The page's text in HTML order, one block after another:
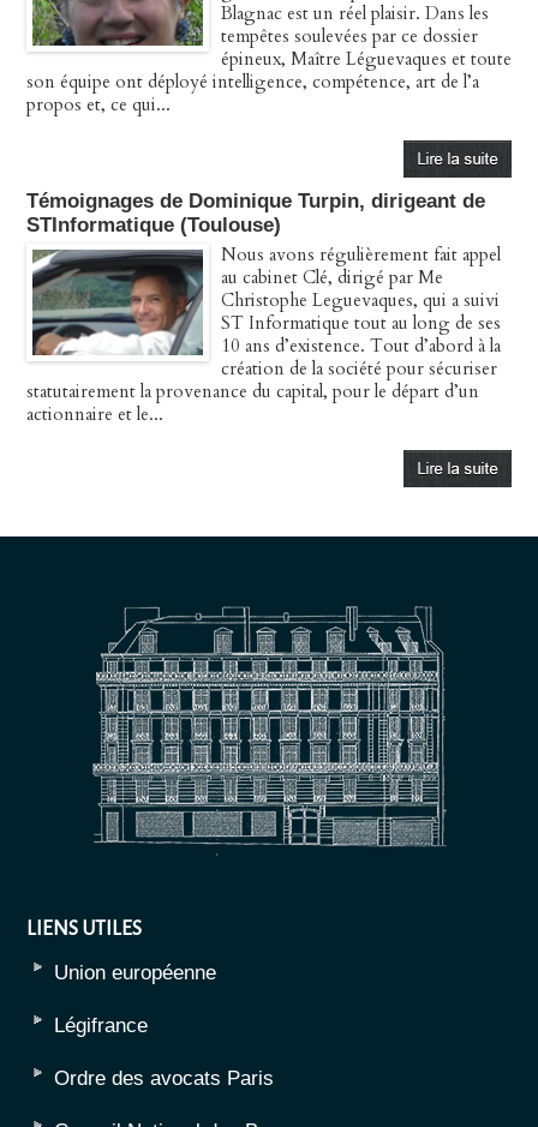
Blagnac est un réel plaisir. Dans les
tempêtes soulevées par ce dossier
épineux, Maître Léguevaques et toute
son équipe ont déployé intelligence, compétence, art de l’a
propos et, ce qui...
Témoignages de Dominique Turpin, dirigeant de
STInformatique (Toulouse)
Nous avons régulièrement fait appel
au cabinet Clé, dirigé par Me
Christophe Leguevaques, qui a suivi
ST Informatique tout au long de ses
10 ans d’existence. Tout d’abord à la
création de la société pour sécuriser
statutairement la provenance du capital, pour le départ d’un
actionnaire et le...
LIENS UTILES
Union européenne
Légifrance
Ordre des avocats Paris